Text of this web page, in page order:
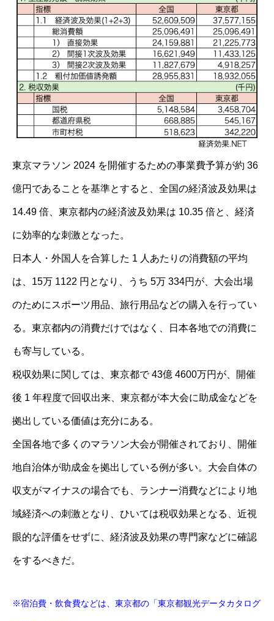
東京マラソン 2024 を開催するための事業費予算が約 36
億円であることを基準とすると、全国の経済波及効果は
14.49 倍、東京都内の経済波及効果は 10.35 倍と、経済
に効率的な刺激となった。
日本人・外国人を合算した 1 人あたりの消費額の平均
は、15万 1122 円となり、うち 5万 334円が、大会出場
のためにスポーツ用品、旅行用品などの購入を行ってい
る。東京都内の消費だけではなく、日本各地での消費に
も寄与している。
税収効果に関しては、東京都で 43億 4600万円が、開催
後 1 年程度で回収出来、東京都が本大会に助成金などを
拠出している価値は充分にある。
全国各地で多くのマラソン大会が開催されており、開催
地自治体が助成金を拠出している例が多い。大会自体の
収支がマイナスの場合でも、ランナー消費などにより地
域経済への刺激となり、ひいては税収効果となる、近視
眼的な評価をせずに、経済波及効果の専門家などに確認
をするべきだ。
※宿泊費・飲食費などは、東京都の「東京都観光データカタログ